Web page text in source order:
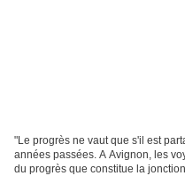
"Le progrès ne vaut que s'il est
années passées. A Avignon, les
du progrès que constitue la